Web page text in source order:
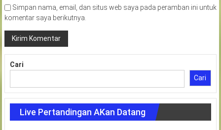
Simpan nama, email, dan situs web saya pada peramban ini untuk
komentar saya berikutnya.
Cari
Cari
Live Pertandingan AKan Datang